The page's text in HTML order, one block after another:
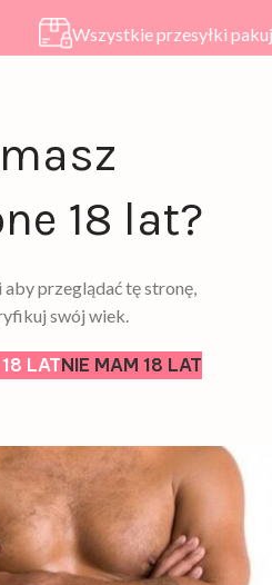
18 lat?
przeglądać tę stronę,
swój wiek.
LATNIE MAM 18 LAT
Wszystkie przesyłki